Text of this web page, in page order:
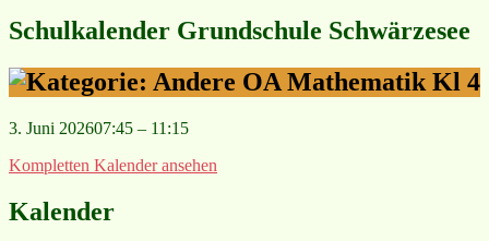
Schulkalender Grundschule Schwärzesee
OA Mathematik Kl 4
3. Juni 202607:45 – 11:15
Kompletten Kalender ansehen
Kalender